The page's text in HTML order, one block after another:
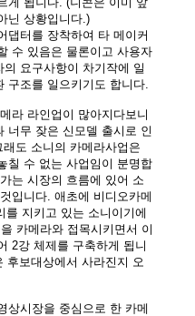
닌 상황입니다.)
댑터를 장착하여 타 메이커
수 있음은 물론이고 사용자
요구사항이 차기작에 일
구조를 일으키기도 합니다.
라 라인업이 많아지다보니
너무 잦은 신모델 출시로 인
도 소니의 카메라사업은
칠 수 없는 사업임이 분명합
는 시장의 흐름에 있어 소
입니다. 애초에 비디오카메
를 지키고 있는 소니이기에
카메라와 접목시키면서 이
2강 체제를 구축하게 됩니
후보대상에서 사라진지 오
상시장을 중심으로 한 카메